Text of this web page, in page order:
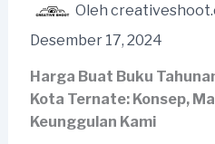
Oleh
Desember 17, 2024
Harga Buat Buku
Kota Ternate: Konsep,
Keunggulan Kami